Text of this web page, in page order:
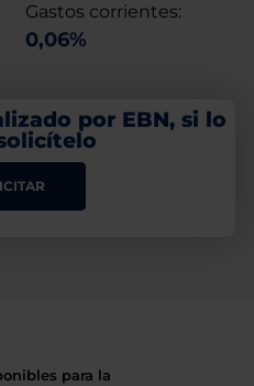
Gastos corrientes:
0,06%
por EBN, si lo
para la